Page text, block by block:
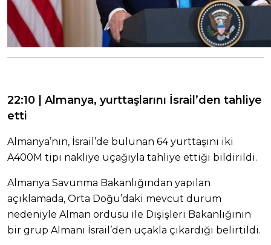
22:10 | Almanya, yurttaşlarını İsrail’den tahliye
etti
Almanya’nın, İsrail’de bulunan 64 yurttaşını iki
A400M tipi nakliye uçağıyla tahliye ettiği bildirildi.
Almanya Savunma Bakanlığından yapılan
açıklamada, Orta Doğu’daki mevcut durum
nedeniyle Alman ordusu ile Dışişleri Bakanlığının
bir grup Almanı İsrail’den uçakla çıkardığı belirtildi.